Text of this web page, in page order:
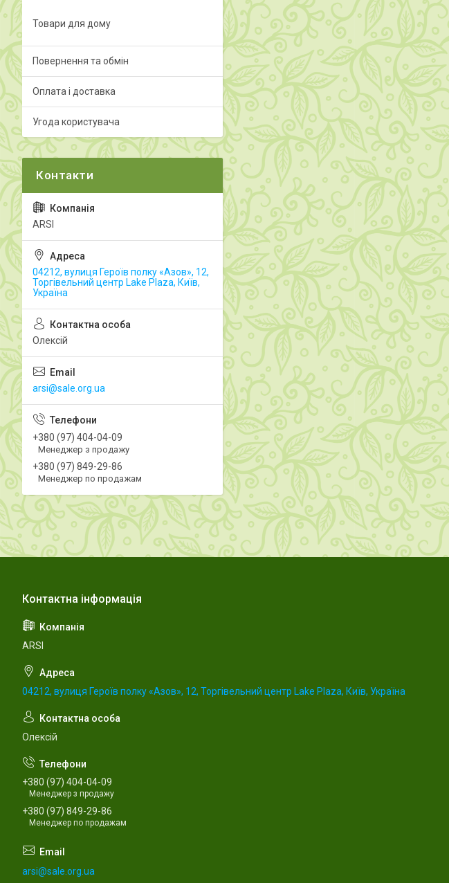
Товари для дому
Повернення та обмін
Оплата і доставка
Угода користувача
ARSI
04212, вулиця Героїв полку «Азов», 12,
Торгівельний центр Lake Plaza, Київ,
Україна
Олексій
arsi@sale.org.ua
+380 (97) 404-04-09
Менеджер з продажу
+380 (97) 849-29-86
Менеджер по продажам
ARSI
04212, вулиця Героїв полку «Азов», 12, Торгівельний центр Lake Plaza, Київ, Україна
Олексій
+380 (97) 404-04-09
Менеджер з продажу
+380 (97) 849-29-86
Менеджер по продажам
arsi@sale.org.ua